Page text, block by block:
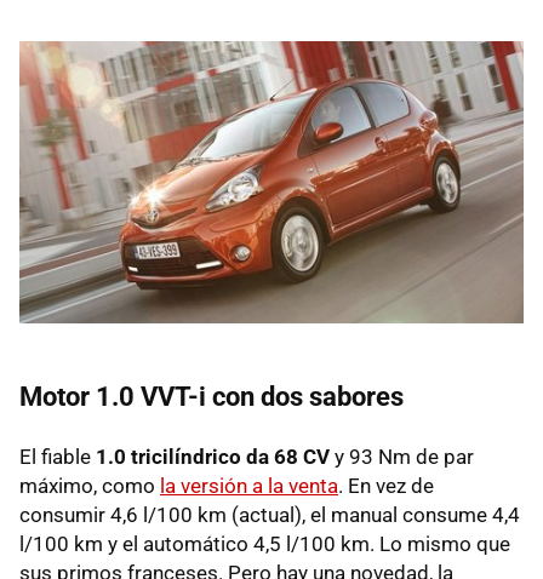
Motor 1.0 VVT-i con dos sabores
El fiable 1.0 tricilíndrico da 68 CV y 93 Nm de par
máximo, como la versión a la venta. En vez de
consumir 4,6 l/100 km (actual), el manual consume 4,4
l/100 km y el automático 4,5 l/100 km. Lo mismo que
sus primos franceses. Pero hay una novedad, la